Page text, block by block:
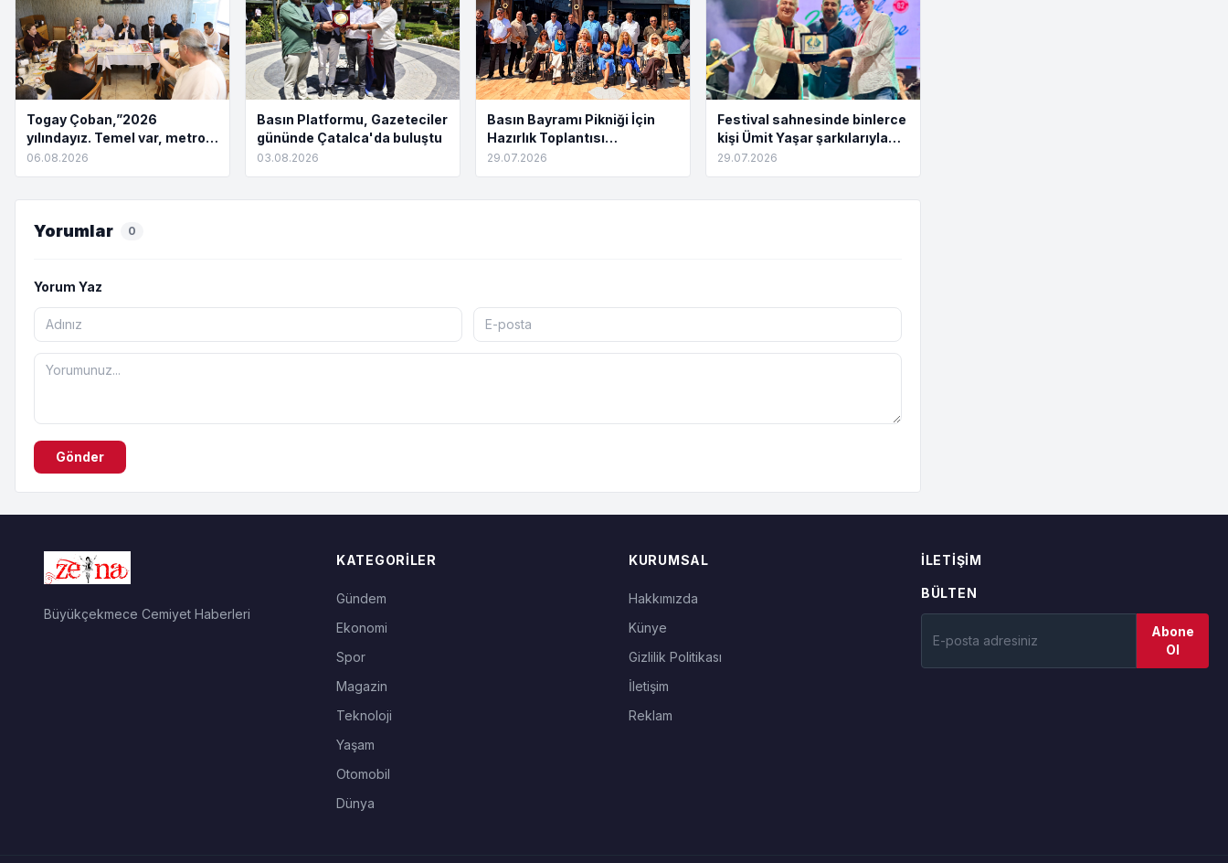
Togay Çoban,”2026
yılındayız. Temel var, metro
yok. Açılış töreni var, hizmet
yok”
06.08.2026
Basın Platformu, Gazeteciler
gününde Çatalca'da buluştu
03.08.2026
Basın Bayramı Pikniği İçin
Hazırlık Toplantısı
Tamamlandı
29.07.2026
Festival sahnesinde binlerce
kişi Ümit Yaşar şarkılarıyla
buluştu
29.07.2026
Yorumlar 0
Yorum Yaz
Gönder
Büyükçekmece Cemiyet Haberleri
KATEGORILER
Gündem
Ekonomi
Spor
Magazin
Teknoloji
Yaşam
Otomobil
Dünya
KURUMSAL
Hakkımızda
Künye
Gizlilik Politikası
İletişim
Reklam
İLETIŞIM
BÜLTEN
Abone
Ol